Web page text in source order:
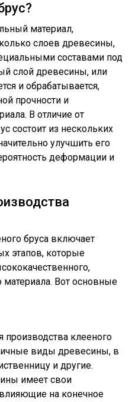
материал,
слоев древесины,
составами под
слой древесины, или
и обрабатывается,
прочности и
В отличие от
состоит из нескольких
улучшить его
деформации и
бруса включает
этапов, которые
материала. Вот основные
производства клееного
виды древесины, в
и другие.
имеет свои
на конечное